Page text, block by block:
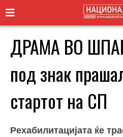
ДРАМА ВО
под знак
стартот на СП
Рехабилитацијата ќе